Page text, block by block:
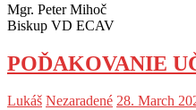
Mgr. Peter Mihoč
Biskup VD ECAV
POĎAKOVANIE
Lukáš Nezaradené 28. March